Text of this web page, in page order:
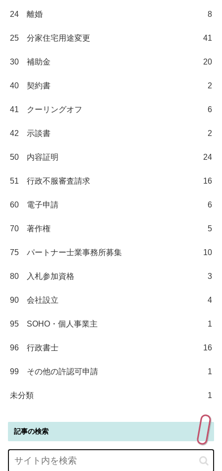
24 離婚 8
25 分家住宅用途変更 41
30 補助金 20
40 契約書 2
41 クーリングオフ 6
42 示談書 2
50 内容証明 24
51 行政不服審査請求 16
60 電子申請 6
70 著作権 5
75 パートナー士業事務所募集 10
80 入札参加資格 3
90 会社設立 4
95 SOHO・個人事業主 1
96 行政書士 16
99 その他の許認可申請 1
未分類 1
記事の検索